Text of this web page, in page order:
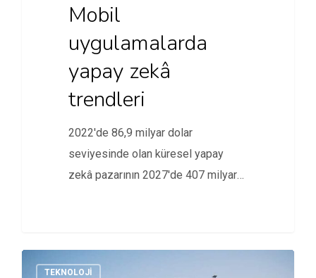
Mobil
uygulamalarda
yapay zekâ
trendleri
2022'de 86,9 milyar dolar
seviyesinde olan küresel yapay
zekâ pazarının 2027'de 407 milyar
TEKNOLOJI